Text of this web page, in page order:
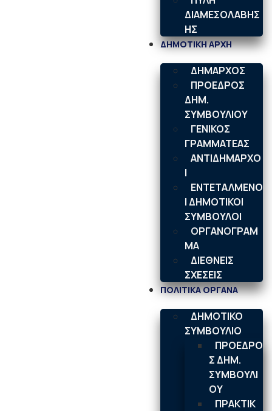
ΔΙΑΜΕΣΟΛΑΒΗΣ
ΗΣ
ΔΗΜΟΤΙΚΗ ΑΡΧΗ
ΔΗΜΑΡΧΟΣ
ΠΡΟΕΔΡΟΣ
ΔΗΜ.
ΣΥΜΒΟΥΛΙΟΥ
ΓΕΝΙΚΟΣ
ΓΡΑΜΜΑΤΕΑΣ
ΑΝΤΙΔΗΜΑΡΧΟ
Ι
ΕΝΤΕΤΑΛΜΕΝΟ
Ι ΔΗΜΟΤΙΚΟΙ
ΣΥΜΒΟΥΛΟΙ
ΟΡΓΑΝΟΓΡΑΜ
ΜΑ
ΔΙΕΘΝΕΙΣ
ΣΧΕΣΕΙΣ
ΠΟΛΙΤΙΚΑ ΟΡΓΑΝΑ
ΔΗΜΟΤΙΚΟ
ΣΥΜΒΟΥΛΙΟ
ΠΡΟΕΔΡΟ
Σ ΔΗΜ.
ΣΥΜΒΟΥΛΙ
ΟΥ
ΠΡΑΚΤΙΚ